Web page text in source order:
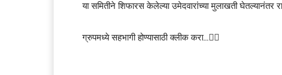
या समितीने शिफारस केलेल्या उमेदवारांच्या मुलाखती घेतल्यानंतर
ग्रुपमध्ये सहभागी होण्यासाठी क्लीक करा…👆🏻